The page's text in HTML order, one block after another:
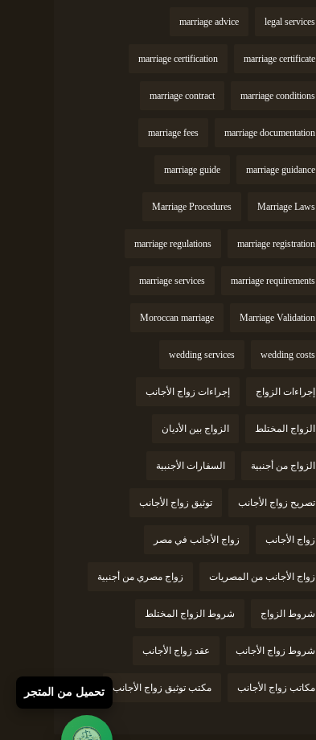
legal services
marriage advice
marriage certificate
marriage certification
marriage conditions
marriage contract
marriage documentation
marriage fees
marriage guidance
marriage guide
Marriage Laws
Marriage Procedures
marriage registration
marriage regulations
marriage requirements
marriage services
Marriage Validation
Moroccan marriage
wedding costs
wedding services
إجراءات الزواج إجراءات زواج الأجانب
الزواج المختلط الزواج بين الأديان
الزواج من أجنبية السفارات الأجنبية
تصريح زواج الأجانب توثيق زواج الأجانب
زواج الأجانب زواج الأجانب في مصر
زواج الأجانب من المصريات زواج مصري من أجنبية
شروط الزواج شروط الزواج المختلط
شروط زواج الأجانب عقد زواج الأجانب
مكاتب زواج الأجانب مكتب توثيق زواج الأجانب تحميل من المتجر